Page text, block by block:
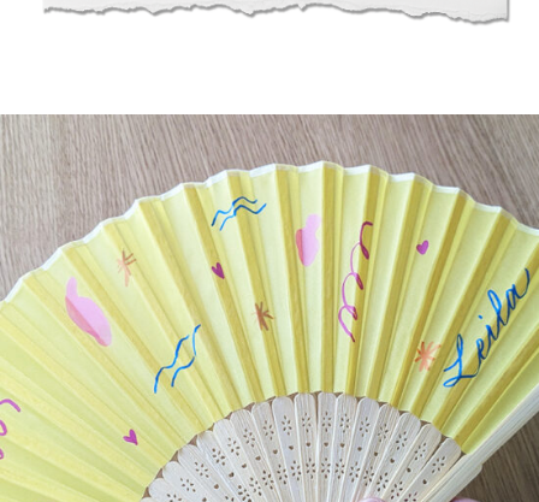
ANIMATIONS / PERSONNALISATIONS
Customisation d’éventails –
Select Venue